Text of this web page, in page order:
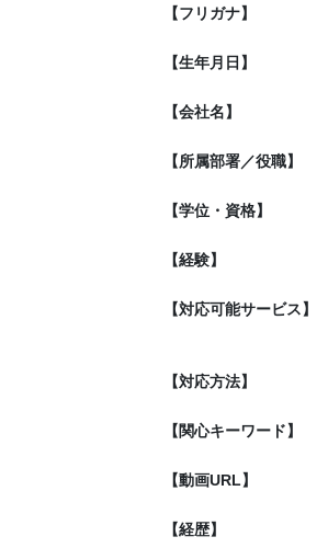
【フリガナ】
【生年月日】
【会社名】
【所属部署／役職】
【学位・資格】
【経験】
【対応可能サービス】
【対応方法】
【関心キーワード】
【動画URL】
【経歴】